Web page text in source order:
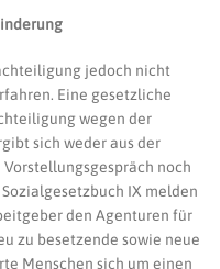
jedoch nicht
Eine gesetzliche
wegen der
sich weder aus der
noch
IX melden
den Agenturen für
zu besetzende sowie neue
Menschen sich um einen